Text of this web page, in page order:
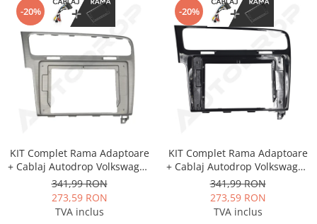
-20%
KIT Complet Rama Adaptoare
+ Cablaj Autodrop Volkswagen
Golf 7 (2013+) pentru
Navigatie Multimedia Android
10.1 inch
341,99 RON
273,59 RON
TVA inclus
-20%
KIT Complet Rama Adaptoare
+ Cablaj Autodrop Volkswagen
Golf 7 (2013+) pentru
Navigatie Multimedia Android
10.1 inch
341,99 RON
273,59 RON
TVA inclus